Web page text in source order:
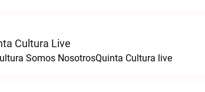
Cultura Live
Somos NosotrosQuinta Cultura live